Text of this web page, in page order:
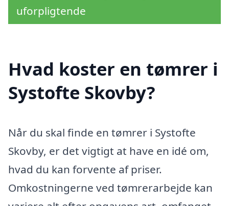
uforpligtende
Hvad koster en tømrer i
Systofte Skovby?
Når du skal finde en tømrer i Systofte
Skovby, er det vigtigt at have en idé om,
hvad du kan forvente af priser.
Omkostningerne ved tømrerarbejde kan